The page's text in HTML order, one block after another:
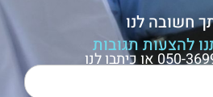
חשובה לנו
להצעות תגובות